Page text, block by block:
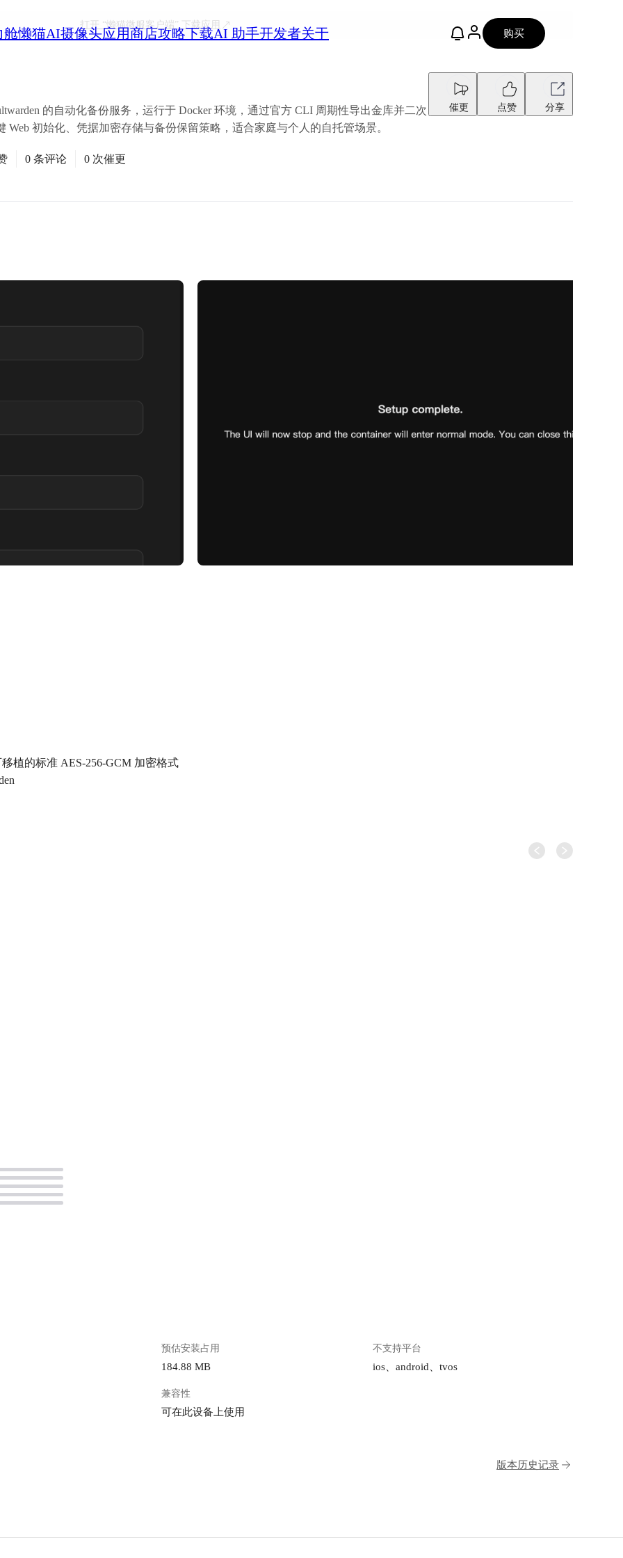
舱懒猫AI摄像头应用商店攻略下载AI 助手开发者关于 购买
打开 “懒猫微服客户端”下载应用
的自动化备份服务，运行于 Docker 环境，通过官方 CLI 周期性导出金库并二次
Web 初始化、凭据加密存储与备份保留策略，适合家庭与个人的自托管场景。
催更 点赞 分享
0 条评论 0 次催更
植的标准 AES-256-GCM 加密格式
预估安装占用
184.88 MB
不支持平台
ios、android、tvos
兼容性
可在此设备上使用
版本历史记录